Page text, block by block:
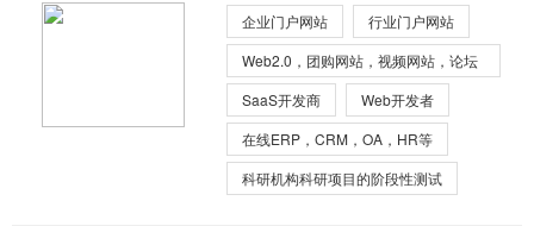
企业门户网站
行业门户网站
Web2.0，团购网站，视频网站，论坛
等
SaaS开发商
Web开发者
在线ERP，CRM，OA，HR等
科研机构科研项目的阶段性测试